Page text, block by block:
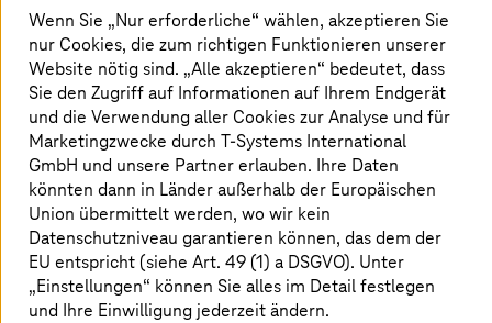
uns zur Aufgabe gemacht, die Interaktionen der
Fahrgäste mit öffentlichen Verkehrssystemen ganz neu
zu gestalten. Mithilfe von modernster Technologie und
innovativen Lösungen bereiten wir den Weg für eine
Zukunft, in der jede Reise reibungslos, komfortabel und
angenehm ist.
Lösungen
Wenn Sie „Nur erforderliche“ wählen, akzeptieren Sie
nur Cookies, die zum richtigen Funktionieren unserer
Website nötig sind. „Alle akzeptieren“ bedeutet, dass
Sie den Zugriff auf Informationen auf Ihrem Endgerät
und die Verwendung aller Cookies zur Analyse und für
Marketingzwecke durchT-Systems International
GmbH und unsere Partner erlauben. Ihre Daten
könnten dann in Länder außerhalb der Europäischen
Union übermittelt werden, wo wir kein
Datenschutzniveau garantieren können, das dem der
EU entspricht (siehe Art. 49 (1) a DSGVO). Unter
„Einstellungen“ können Sie alles im Detail festlegen
und Ihre Einwilligung jederzeit ändern.